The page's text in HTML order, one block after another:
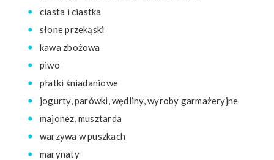
ciasta i ciastka
słone przekąski
kawa zbożowa
piwo
płatki śniadaniowe
jogurty, parówki, wędliny, wyroby garmażeryjne
majonez, musztarda
warzywa w puszkach
marynaty